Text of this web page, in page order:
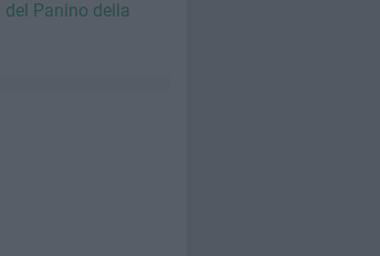
del Panino della